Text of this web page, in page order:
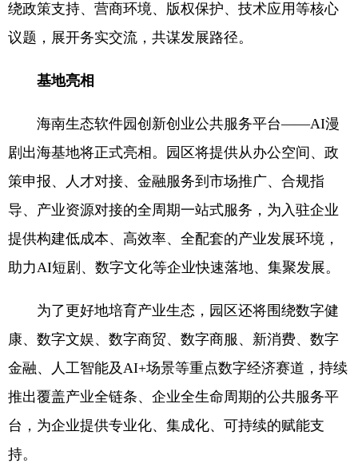
绕政策支持、营商环境、版权保护、技术应用等核心
议题，展开务实交流，共谋发展路径。
基地亮相
海南生态软件园创新创业公共服务平台——AI漫
剧出海基地将正式亮相。园区将提供从办公空间、政
策申报、人才对接、金融服务到市场推广、合规指
导、产业资源对接的全周期一站式服务，为入驻企业
提供构建低成本、高效率、全配套的产业发展环境，
助力AI短剧、数字文化等企业快速落地、集聚发展。
为了更好地培育产业生态，园区还将围绕数字健
康、数字文娱、数字商贸、数字商服、新消费、数字
金融、人工智能及AI+场景等重点数字经济赛道，持续
推出覆盖产业全链条、企业全生命周期的公共服务平
台，为企业提供专业化、集成化、可持续的赋能支
持。